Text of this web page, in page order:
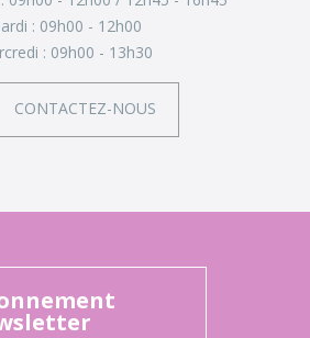
: 09h00 - 12h00
: 09h00 - 13h30
CONTACTEZ-NOUS